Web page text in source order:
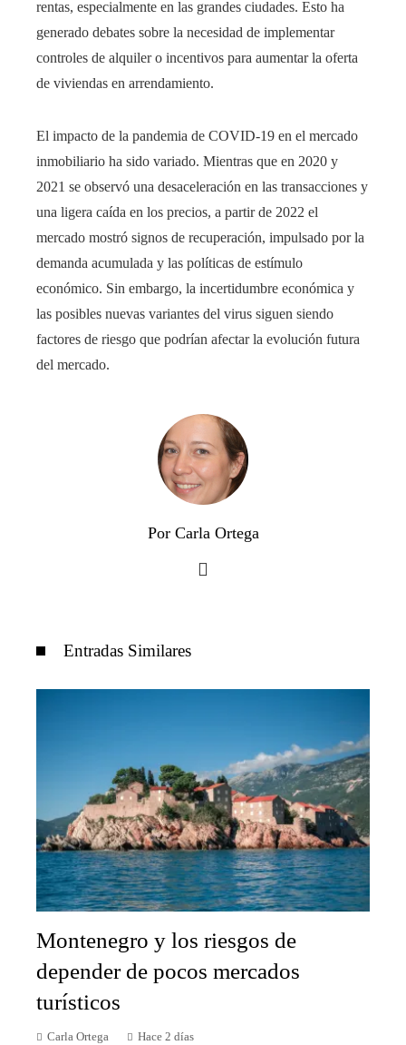
rentas, especialmente en las grandes ciudades. Esto ha
generado debates sobre la necesidad de implementar
controles de alquiler o incentivos para aumentar la oferta
de viviendas en arrendamiento.
El impacto de la pandemia de COVID-19 en el mercado
inmobiliario ha sido variado. Mientras que en 2020 y
2021 se observó una desaceleración en las transacciones y
una ligera caída en los precios, a partir de 2022 el
mercado mostró signos de recuperación, impulsado por la
demanda acumulada y las políticas de estímulo
económico. Sin embargo, la incertidumbre económica y
las posibles nuevas variantes del virus siguen siendo
factores de riesgo que podrían afectar la evolución futura
del mercado.
Por Carla Ortega
Entradas Similares
Montenegro y los riesgos de
depender de pocos mercados
turísticos
Carla Ortega Hace 2 días